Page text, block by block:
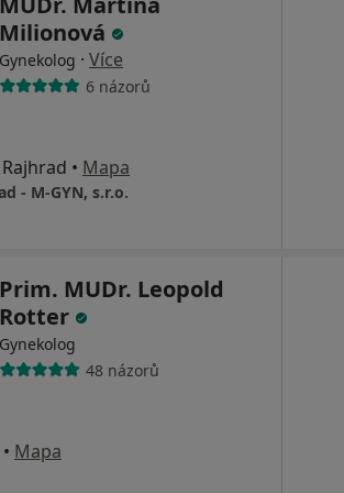
Milionová
Gynekolog · Více
6 názorů
• Mapa
- M-GYN, s.r.o.
Prim. MUDr. Leopold
Rotter
Gynekolog
48 názorů
• Mapa